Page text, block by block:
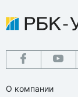
О компании